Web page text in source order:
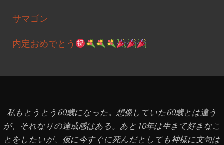
サマゴン
内定おめでとう
私もとうとう60歳になった。想像していた60歳とは違う
が、それなりの達成感はある。あと10年は生きて好きなこ
とをしたいが、仮に今すぐに死んだとしても神様に文句は